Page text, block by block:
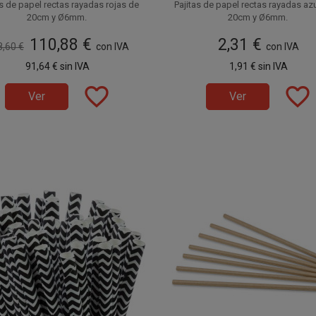
de papel rectas rayadas rojas de
20cm y Ø6mm.
de papel también son conocidas
Biodegradables.
a la venta en cajas de 6.000
100 unidades.
€ 110,88 € con IVA
91,64 € sin IVA
Ver favorite_border
Pajitas de papel rectas rayadas
20cm y Ø6mm.
cañitas de papel también son
Biodegradables.
Disponible a la venta en paquetes
2,31 € con IVA
1,91 € sin IVA
Ver favorite_border